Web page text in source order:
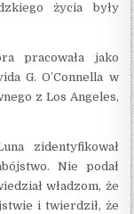
życia były
pracowała jako
G. O’Connella w
z Los Angeles,
zidentyfikował
Nie podał
władzom, że
i twierdził, że